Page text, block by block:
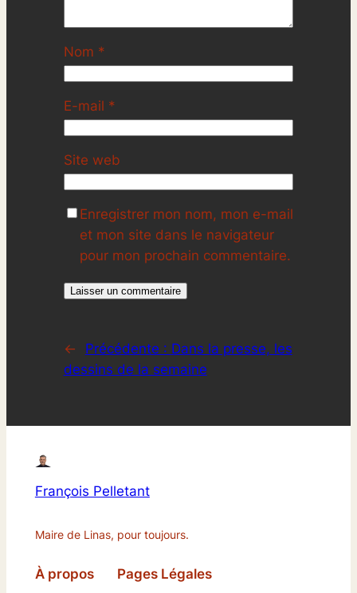
Nom *
E-mail *
Site web
Enregistrer mon nom, mon e-mail
et mon site dans le navigateur
pour mon prochain commentaire.
← Précédente : Dans la presse, les
dessins de la semaine
François Pelletant
Maire de Linas, pour toujours.
À propos Pages Légales